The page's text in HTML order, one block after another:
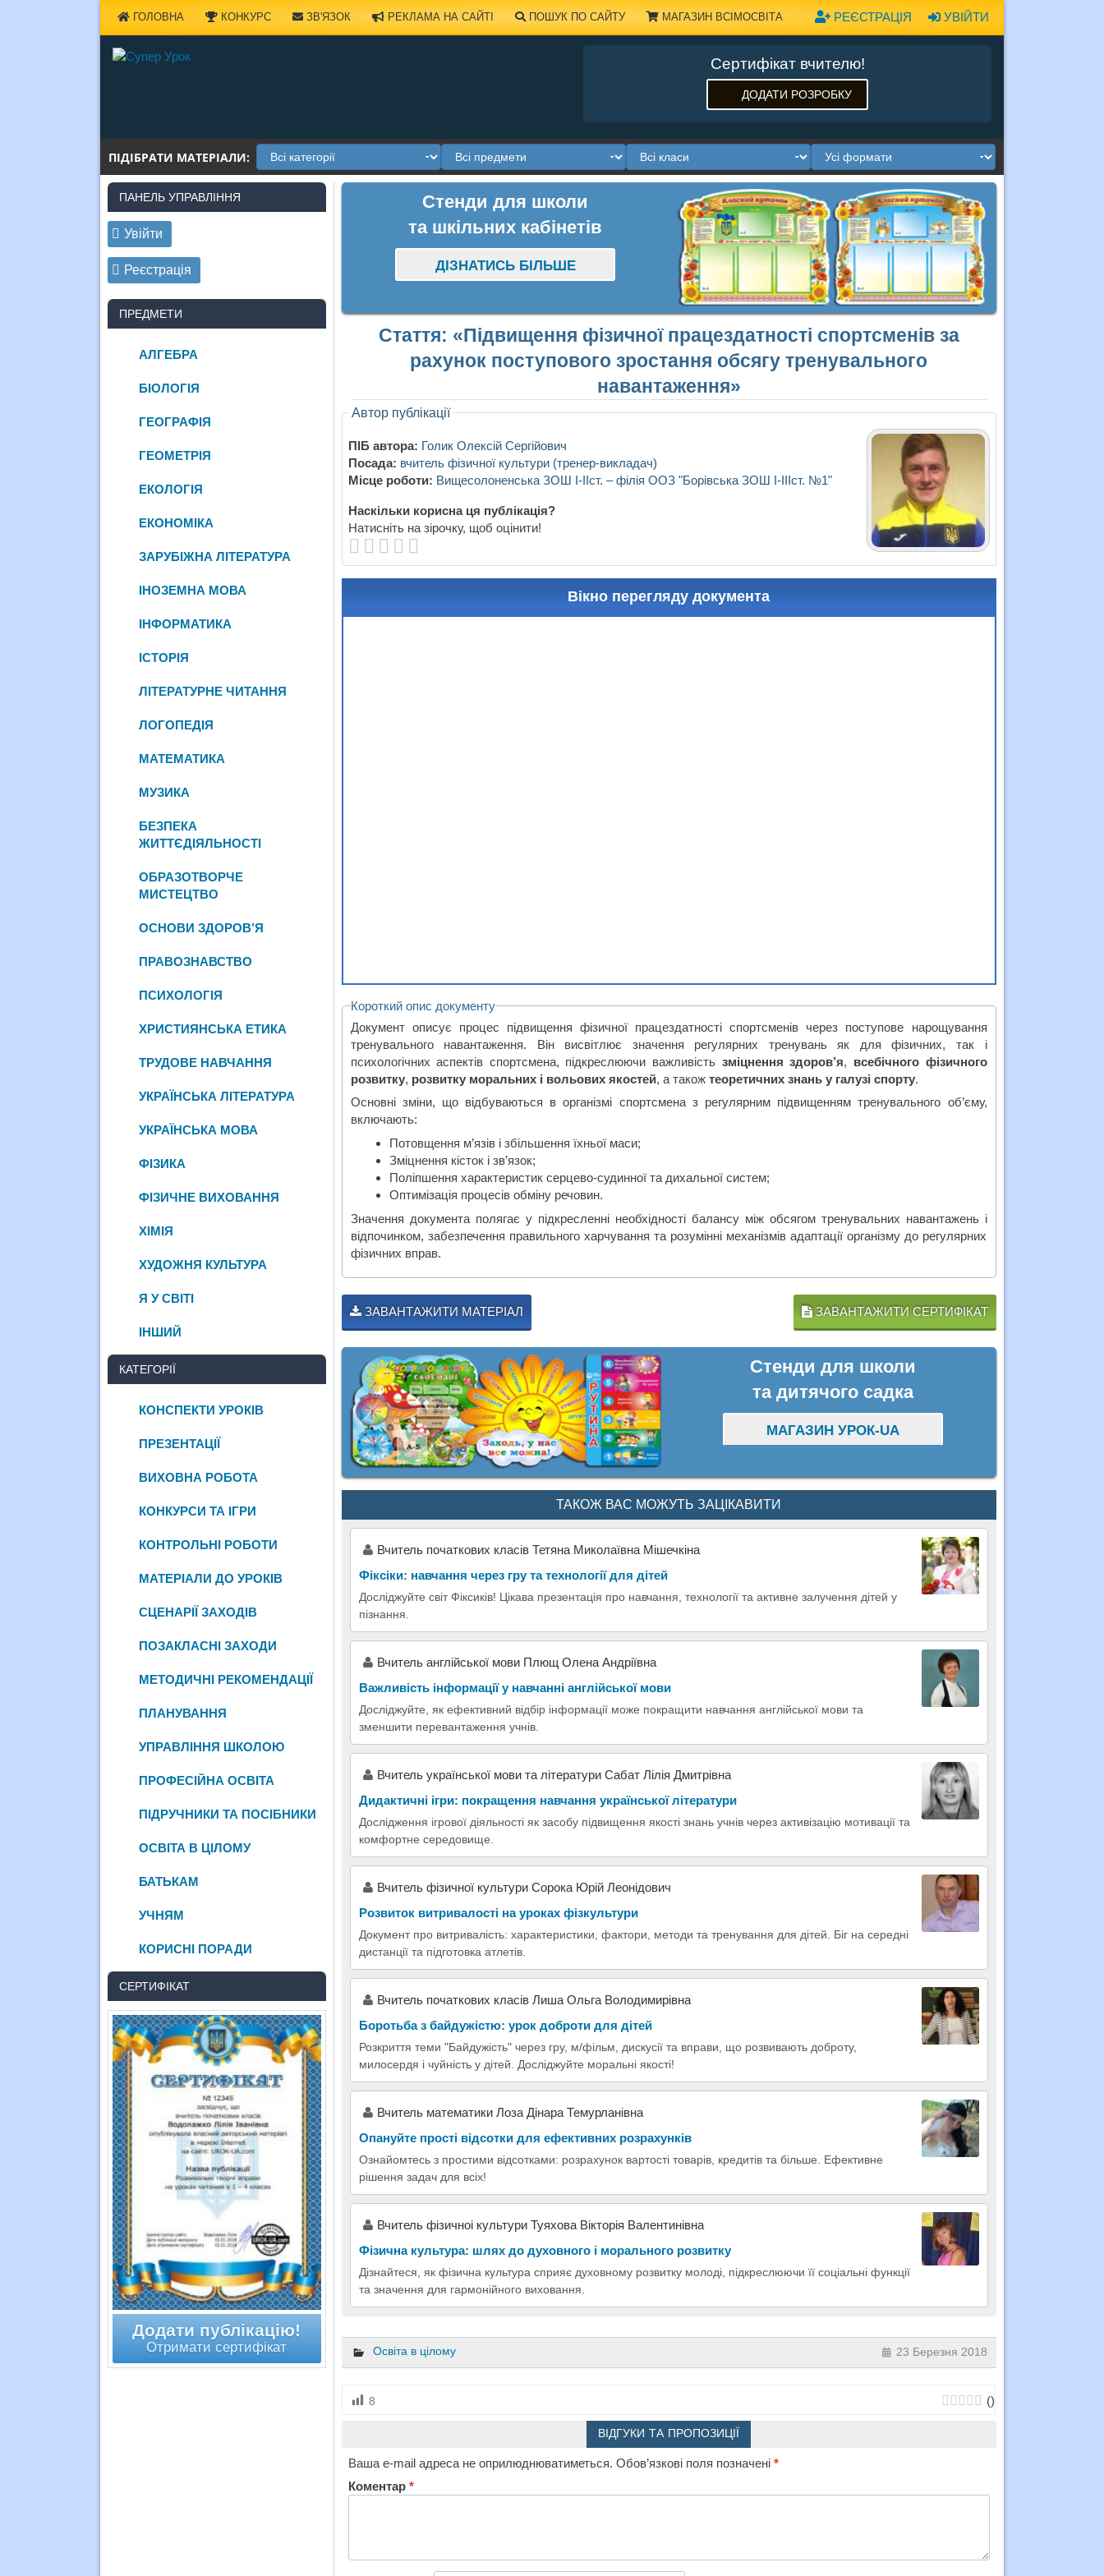
УВІЙТИ
РЕЄСТРАЦІЯ
ГОЛОВНА КОНКУРС ЗВ'ЯЗОК РЕКЛАМА НА САЙТІ ПОШУК ПО САЙТУ МАГАЗИН ВСІМОСВІТА
Сертифікат вчителю!
ДОДАТИ РОЗРОБКУ
ПІДІБРАТИ МАТЕРІАЛИ:
Стенди для школи
та шкільних кабінетів
ДІЗНАТИСЬ БІЛЬШЕ
Стаття: «Підвищення фізичної працездатності спортсменів за
рахунок поступового зростання обсягу тренувального
навантаження»
Автор публікації
ПІБ автора: Голик Олексій Сергійович
Посада: вчитель фізичної культури (тренер-викладач)
Місце роботи: Вищесолоненська ЗОШ І-ІІст. – філія ООЗ "Борівська ЗОШ І-ІІІст. №1"
Наскільки корисна ця публікація?
Натисніть на зірочку, щоб оцінити!
Вікно перегляду документа
Короткий опис документу
Документ описує процес підвищення фізичної працездатності спортсменів через поступове нарощування
тренувального навантаження. Він висвітлює значення регулярних тренувань як для фізичних, так і
психологічних аспектів спортсмена, підкреслюючи важливість зміцнення здоров’я, всебічного фізичного
розвитку, розвитку моральних і вольових якостей, а також теоретичних знань у галузі спорту.
Основні зміни, що відбуваються в організмі спортсмена з регулярним підвищенням тренувального об’єму,
включають:
Потовщення м’язів і збільшення їхньої маси;
Зміцнення кісток і зв’язок;
Поліпшення характеристик серцево-судинної та дихальної систем;
Оптимізація процесів обміну речовин.
Значення документа полягає у підкресленні необхідності балансу між обсягом тренувальних навантажень і
відпочинком, забезпечення правильного харчування та розумінні механізмів адаптації організму до регулярних
фізичних вправ.
ЗАВАНТАЖИТИ МАТЕРІАЛ ЗАВАНТАЖИТИ СЕРТИФІКАТ
Стенди для школи
та дитячого садка
МАГАЗИН УРОК-UA
ТАКОЖ ВАС МОЖУТЬ ЗАЦІКАВИТИ
Вчитель початкових класів Тетяна Миколаївна Мішечкіна
Фіксіки: навчання через гру та технології для дітей
Досліджуйте світ Фіксиків! Цікава презентація про навчання, технології та активне залучення дітей у
пізнання.
Вчитель англійської мови Плющ Олена Андріївна
Важливість інформації у навчанні англійської мови
Досліджуйте, як ефективний відбір інформації може покращити навчання англійської мови та
зменшити перевантаження учнів.
Вчитель української мови та літератури Сабат Лілія Дмитрівна
Дидактичні ігри: покращення навчання української літератури
Дослідження ігрової діяльності як засобу підвищення якості знань учнів через активізацію мотивації та
комфортне середовище.
Вчитель фізичної культури Сорока Юрій Леонідович
Розвиток витривалості на уроках фізкультури
Документ про витривалість: характеристики, фактори, методи та тренування для дітей. Біг на середні
дистанції та підготовка атлетів.
Вчитель початкових класів Лиша Ольга Володимирівна
Боротьба з байдужістю: урок доброти для дітей
Розкриття теми "Байдужість" через гру, м/фільм, дискусії та вправи, що розвивають доброту,
милосердя і чуйність у дітей. Досліджуйте моральні якості!
Вчитель математики Лоза Дінара Темурланівна
Опануйте прості відсотки для ефективних розрахунків
Ознайомтесь з простими відсотками: розрахунок вартості товарів, кредитів та більше. Ефективне
рішення задач для всіх!
Вчитель фiзичноi культури Туяхова Вiкторiя Валентинiвна
Фізична культура: шлях до духовного і морального розвитку
Дізнайтеся, як фізична культура сприяє духовному розвитку молоді, підкреслюючи її соціальні функції
та значення для гармонійного виховання.
Освіта в цілому 23 Березня 2018
8 ()
ВІДГУКИ ТА ПРОПОЗИЦІЇ
Ваша e-mail адреса не оприлюднюватиметься. Обов’язкові поля позначені *
Коментар *
ПАНЕЛЬ УПРАВЛІННЯ
Увійти
Реєстрація
ПРЕДМЕТИ
АЛГЕБРА
БІОЛОГІЯ
ГЕОГРАФІЯ
ГЕОМЕТРІЯ
ЕКОЛОГІЯ
ЕКОНОМІКА
ЗАРУБІЖНА ЛІТЕРАТУРА
ІНОЗЕМНА МОВА
ІНФОРМАТИКА
ІСТОРІЯ
ЛІТЕРАТУРНЕ ЧИТАННЯ
ЛОГОПЕДІЯ
МАТЕМАТИКА
МУЗИКА
БЕЗПЕКА
ЖИТТЄДІЯЛЬНОСТІ
ОБРАЗОТВОРЧЕ
МИСТЕЦТВО
ОСНОВИ ЗДОРОВ’Я
ПРАВОЗНАВСТВО
ПСИХОЛОГІЯ
ХРИСТИЯНСЬКА ЕТИКА
ТРУДОВЕ НАВЧАННЯ
УКРАЇНСЬКА ЛІТЕРАТУРА
УКРАЇНСЬКА МОВА
ФІЗИКА
ФІЗИЧНЕ ВИХОВАННЯ
ХІМІЯ
ХУДОЖНЯ КУЛЬТУРА
Я У СВІТІ
ІНШИЙ
КАТЕГОРІЇ
КОНСПЕКТИ УРОКІВ
ПРЕЗЕНТАЦІЇ
ВИХОВНА РОБОТА
КОНКУРСИ ТА ІГРИ
КОНТРОЛЬНІ РОБОТИ
МАТЕРІАЛИ ДО УРОКІВ
СЦЕНАРІЇ ЗАХОДІВ
ПОЗАКЛАСНІ ЗАХОДИ
МЕТОДИЧНІ РЕКОМЕНДАЦІЇ
ПЛАНУВАННЯ
УПРАВЛІННЯ ШКОЛОЮ
ПРОФЕСІЙНА ОСВІТА
ПІДРУЧНИКИ ТА ПОСІБНИКИ
ОСВІТА В ЦІЛОМУ
БАТЬКАМ
УЧНЯМ
КОРИСНІ ПОРАДИ
СЕРТИФІКАТ
Додати публікацію!
Отримати сертифікат